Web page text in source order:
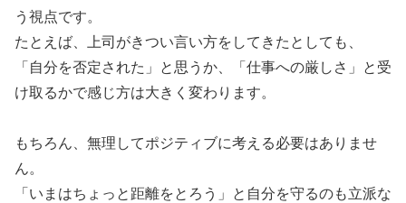
う視点です。
たとえば、上司がきつい言い方をしてきたとしても、
「自分を否定された」と思うか、「仕事への厳しさ」と受
け取るかで感じ方は大きく変わります。
もちろん、無理してポジティブに考える必要はありませ
ん。
「いまはちょっと距離をとろう」と自分を守るのも立派な